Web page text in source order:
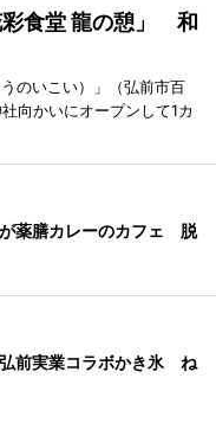
彩食堂 龍の憩」 和
のいこい）」（弘前市百
向かいにオープンして1カ
薬膳カレーのカフェ 脱
前実業コラボかき氷 ね